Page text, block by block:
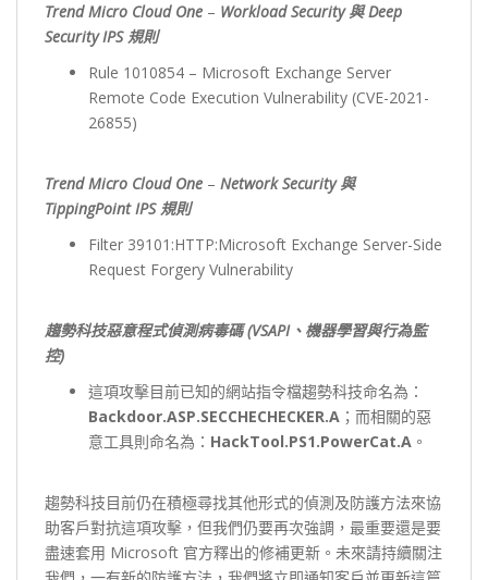
Trend Micro Cloud One – Workload Security 與 Deep
Security IPS 規則
Rule 1010854 – Microsoft Exchange Server
Remote Code Execution Vulnerability (CVE-2021-
26855)
Trend Micro Cloud One – Network Security 與
TippingPoint IPS 規則
Filter 39101:HTTP:Microsoft Exchange Server-Side
Request Forgery Vulnerability
趨勢科技惡意程式偵測病毒碼 (VSAPI、機器學習與行為監
控)
這項攻擊目前已知的網站指令檔趨勢科技命名為：
Backdoor.ASP.SECCHECHECKER.A ；而相關的惡
意工具則命名為： HackTool.PS1.PowerCat.A 。
趨勢科技目前仍在積極尋找其他形式的偵測及防護方法來協
助客戶對抗這項攻擊，但我們仍要再次強調，最重要還是要
盡速套用 Microsoft 官方釋出的修補更新。未來請持續關注